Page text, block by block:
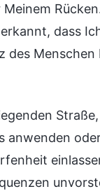
dass
des Menschen
anwenden